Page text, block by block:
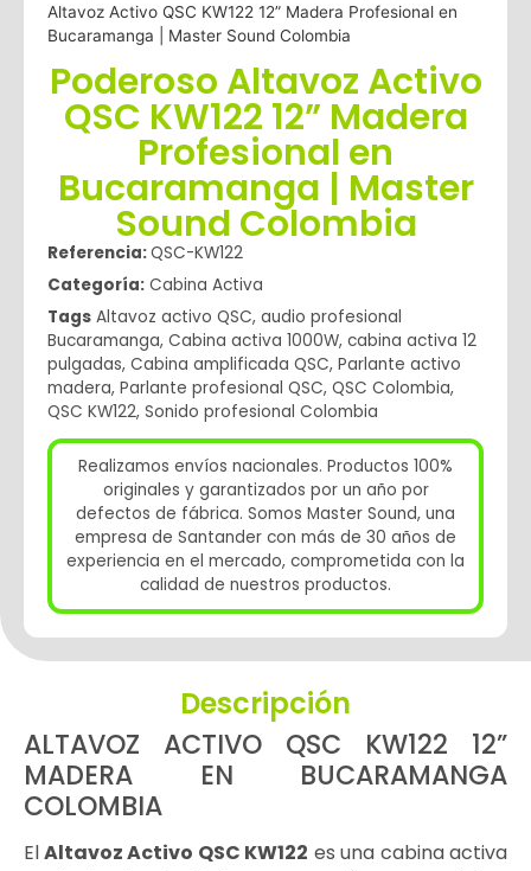
Altavoz Activo QSC KW122 12” Madera Profesional en
Bucaramanga | Master Sound Colombia
Poderoso Altavoz Activo
QSC KW122 12” Madera
Profesional en
Bucaramanga | Master
Sound Colombia
Referencia:QSC-KW122
Categoría: Cabina Activa
Tags Altavoz activo QSC, audio profesional
Bucaramanga, Cabina activa 1000W, cabina activa 12
pulgadas, Cabina amplificada QSC, Parlante activo
madera, Parlante profesional QSC, QSC Colombia,
QSC KW122, Sonido profesional Colombia
Realizamos envíos nacionales. Productos 100%
originales y garantizados por un año por
defectos de fábrica. Somos Master Sound, una
empresa de Santander con más de 30 años de
experiencia en el mercado, comprometida con la
calidad de nuestros productos.
Descripción
ALTAVOZ ACTIVO QSC KW122 12”
MADERA EN BUCARAMANGA
COLOMBIA
ElAltavoz Activo QSC KW122 es una cabina activa